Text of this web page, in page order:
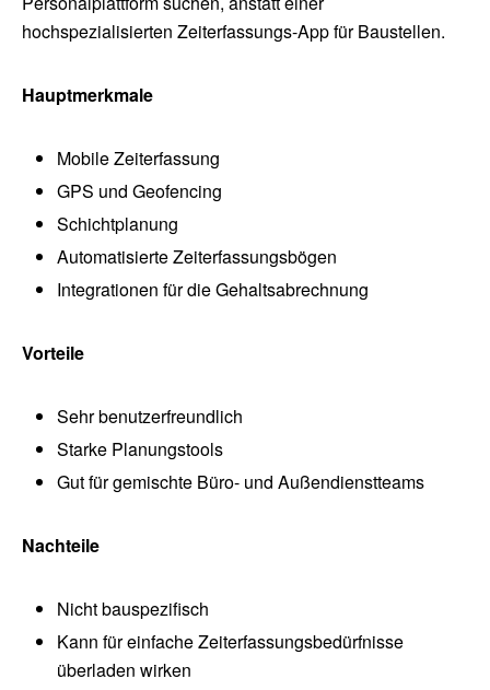
hochspezialisierten Zeiterfassungs-App für Baustellen.
Hauptmerkmale
Mobile Zeiterfassung
GPS und Geofencing
Schichtplanung
Automatisierte Zeiterfassungsbögen
Integrationen für die Gehaltsabrechnung
Vorteile
Sehr benutzerfreundlich
Starke Planungstools
Gut für gemischte Büro- und Außendienstteams
Nachteile
Nicht bauspezifisch
Kann für einfache Zeiterfassungsbedürfnisse
überladen wirken